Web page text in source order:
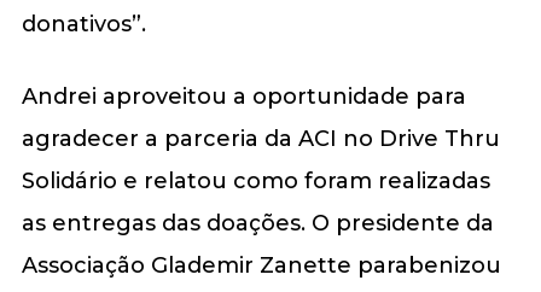
donativos”.
Andrei aproveitou a oportunidade para
agradecer a parceria da ACI no Drive Thru
Solidário e relatou como foram realizadas
as entregas das doações. O presidente da
Associação Glademir Zanette parabenizou